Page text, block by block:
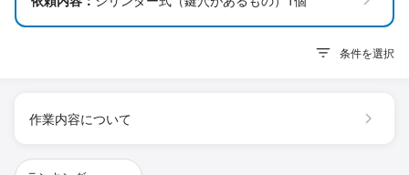
条件を選択
作業内容について